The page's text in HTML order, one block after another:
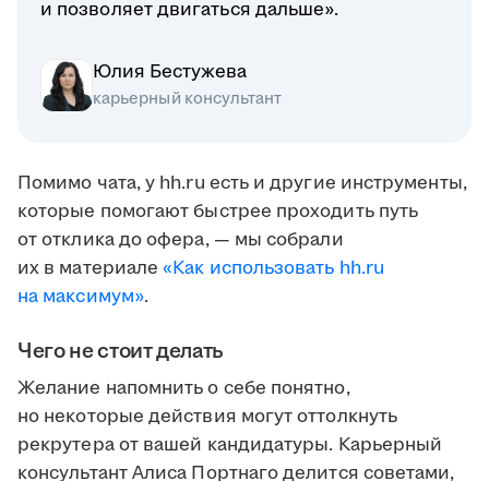
и позволяет двигаться дальше».
Юлия Бестужева
карьерный консультант
Помимо чата, у hh.ru есть и другие инструменты,
которые помогают быстрее проходить путь
от отклика до офера, — мы собрали
их в материале«Как использовать hh.ru
на максимум».
Чего не стоит делать
Желание напомнить о себе понятно,
но некоторые действия могут оттолкнуть
рекрутера от вашей кандидатуры. Карьерный
консультант Алиса Портнаго делится советами,